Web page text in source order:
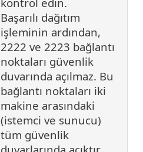
Başarılı dağıtım
işleminin ardından,
2222 ve 2223 bağlantı
noktaları güvenlik
duvarında açılmaz. Bu
bağlantı noktaları iki
makine arasındaki
(istemci ve sunucu)
tüm güvenlik